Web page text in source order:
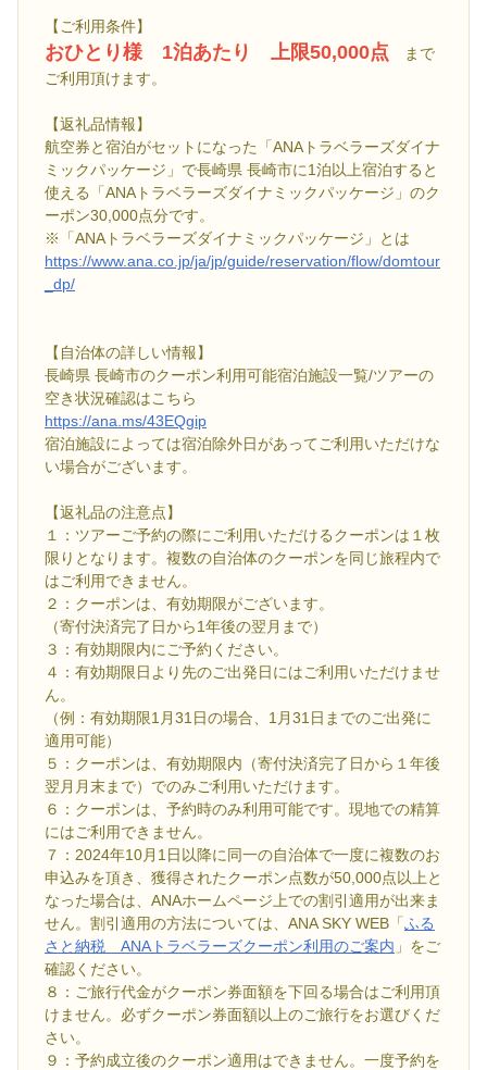
【ご利用条件】
おひとり様 1泊あたり 上限50,000点
まで
ご利用頂けます。
【返礼品情報】
航空券と宿泊がセットになった「ANAトラベラーズダイナ
ミックパッケージ」で長崎県 長崎市に1泊以上宿泊すると
使える「ANAトラベラーズダイナミックパッケージ」のク
ーポン30,000点分です。
※「ANAトラベラーズダイナミックパッケージ」とは
https://www.ana.co.jp/ja/jp/guide/reservation/flow/domtour
_dp/
【自治体の詳しい情報】
長崎県 長崎市のクーポン利用可能宿泊施設一覧/ツアーの
空き状況確認はこちら
https://ana.ms/43EQgip
宿泊施設によっては宿泊除外日があってご利用いただけな
い場合がございます。
【返礼品の注意点】
１：ツアーご予約の際にご利用いただけるクーポンは１枚
限りとなります。複数の自治体のクーポンを同じ旅程内で
はご利用できません。
２：クーポンは、有効期限がございます。
（寄付決済完了日から1年後の翌月まで）
３：有効期限内にご予約ください。
４：有効期限日より先のご出発日にはご利用いただけませ
ん。
（例：有効期限1月31日の場合、1月31日までのご出発に
適用可能）
５：クーポンは、有効期限内（寄付決済完了日から１年後
翌月月末まで）でのみご利用いただけます。
６：クーポンは、予約時のみ利用可能です。現地での精算
にはご利用できません。
７：2024年10月1日以降に同一の自治体で一度に複数のお
申込みを頂き、獲得されたクーポン点数が50,000点以上と
なった場合は、ANAホームページ上での割引適用が出来ま
せん。割引適用の方法については、ANA SKY WEB「ふる
さと納税 ANAトラベラーズクーポン利用のご案内 」をご
確認ください。
８：ご旅行代金がクーポン券面額を下回る場合はご利用頂
けません。必ずクーポン券面額以上のご旅行をお選びくだ
さい。
９：予約成立後のクーポン適用はできません。一度予約を